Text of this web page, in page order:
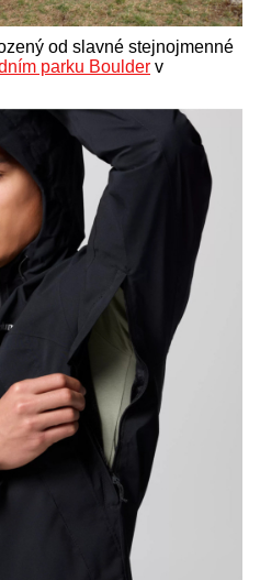
od slavné stejnojmenné
parku Boulder v